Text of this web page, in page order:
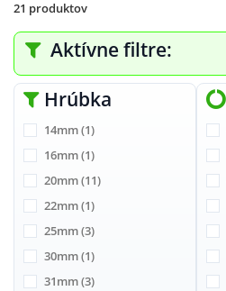
21 produktov
Aktívne filtre:
Hrúbka
14mm(1)
16mm(1)
20mm(11)
22mm(1)
25mm(3)
30mm(1)
31mm(3)